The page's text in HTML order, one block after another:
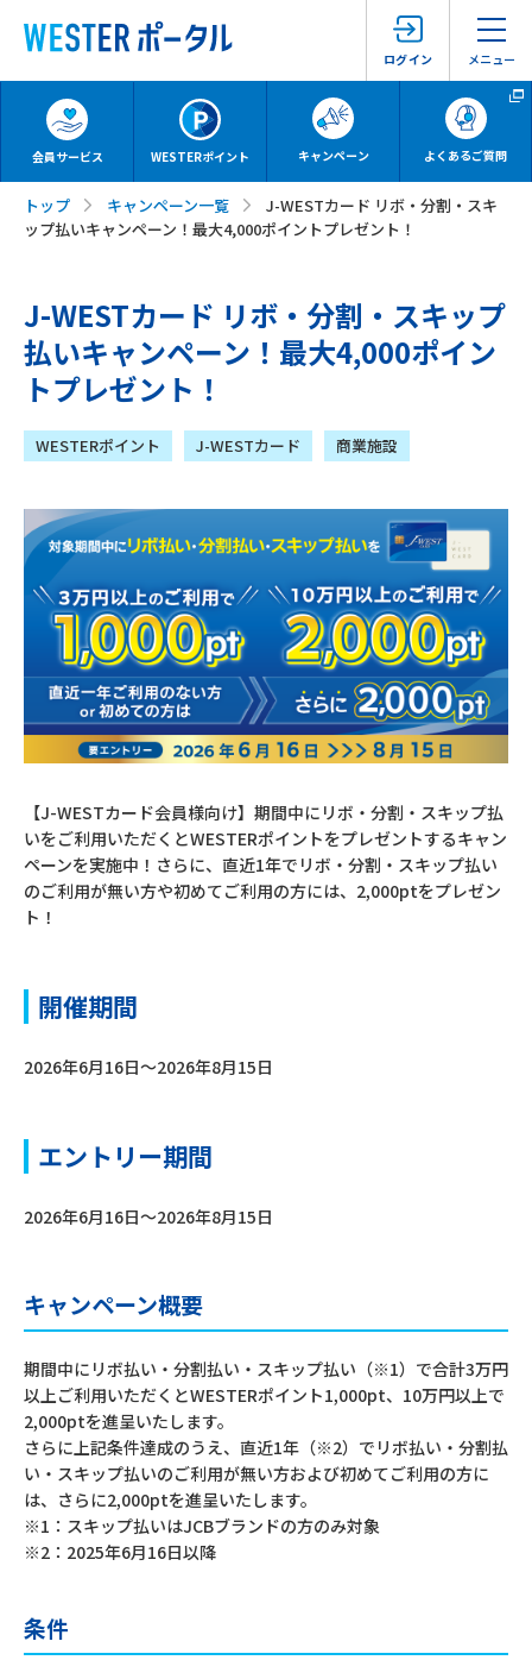
ログイン メニュー
会員サービス WESTERポイント キャンペーン よくあるご質問
トップ キャンペーン一覧
J-WESTカード リボ・分割・スキ
ップ払いキャンペーン！最大4,000ポイントプレゼント！
J-WESTカード リボ・分割・スキップ
払いキャンペーン！最大4,000ポイン
トプレゼント！
WESTERポイント J-WESTカード 商業施設
【J-WESTカード会員様向け】期間中にリボ・分割・スキップ払
いをご利用いただくとWESTERポイントをプレゼントするキャン
ペーンを実施中！さらに、直近1年でリボ・分割・スキップ払い
のご利用が無い方や初めてご利用の方には、2,000ptをプレゼン
ト！
開催期間
2026年6月16日～2026年8月15日
エントリー期間
2026年6月16日～2026年8月15日
キャンペーン概要
期間中にリボ払い・分割払い・スキップ払い（※1）で合計3万円
以上ご利用いただくとWESTERポイント1,000pt、10万円以上で
2,000ptを進呈いたします。
さらに上記条件達成のうえ、直近1年（※2）でリボ払い・分割払
い・スキップ払いのご利用が無い方および初めてご利用の方に
は、さらに2,000ptを進呈いたします。
※1：スキップ払いはJCBブランドの方のみ対象
※2：2025年6月16日以降
条件